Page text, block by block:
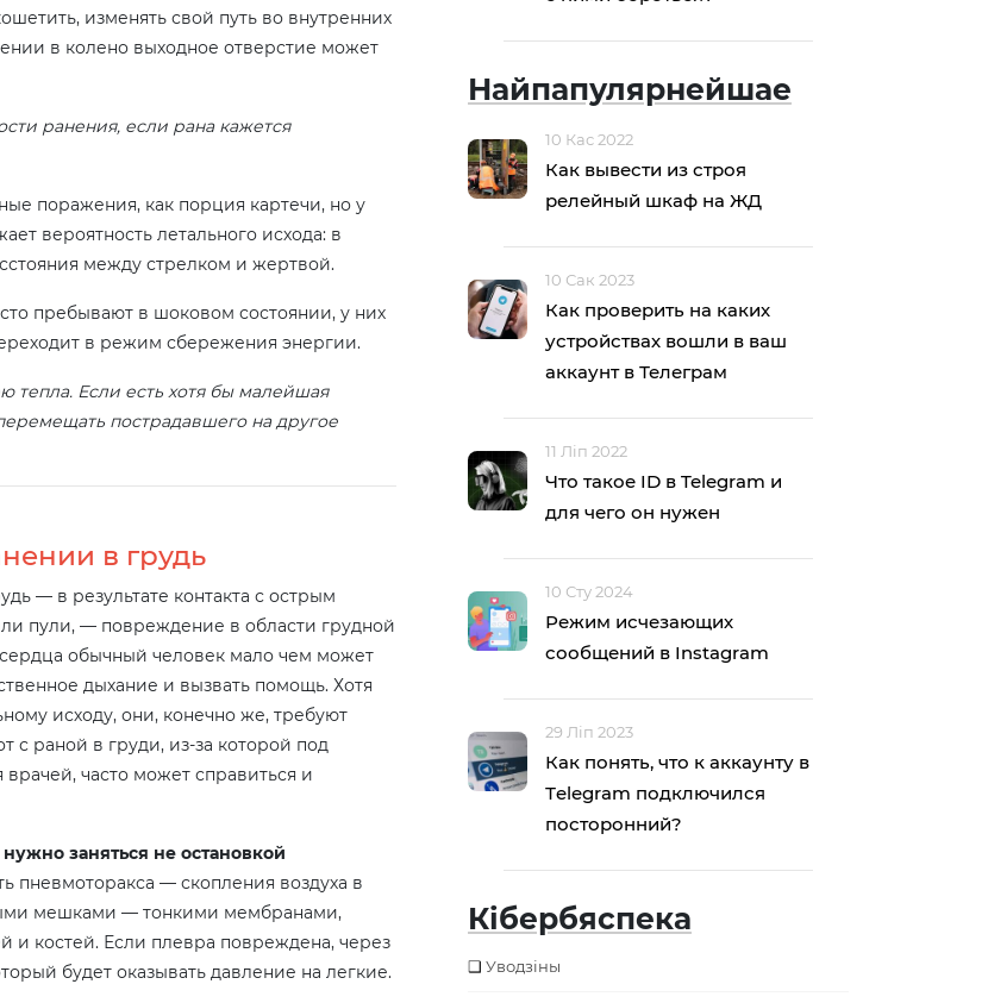
изменять свой путь во внутренних
в колено выходное отверстие может
ранения, если рана кажется
поражения, как порция картечи, но у
вероятность летального исхода: в
между стрелком и жертвой.
пребывают в шоковом состоянии, у них
в режим сбережения энергии.
тепла. Если есть хотя бы малейшая
пострадавшего на другое
в грудь
— в результате контакта с острым
пули, — повреждение в области грудной
обычный человек мало чем может
дыхание и вызвать помощь. Хотя
исходу, они, конечно же, требуют
с раной в груди, из-за которой под
часто может справиться и
заняться не остановкой
пневмоторакса — скопления воздуха в
мешками — тонкими мембранами,
и костей. Если плевра повреждена, через
будет оказывать давление на легкие.
Найпапулярнейшае
10 Кас 2022
Как вывести из строя
релейный шкаф на ЖД
10 Сак 2023
Как проверить на каких
устройствах вошли в ваш
аккаунт в Телеграм
11 Ліп 2022
Что такое ID в Telegram и
для чего он нужен
10 Сту 2024
Режим исчезающих
сообщений в Instagram
29 Ліп 2023
Как понять, что к аккаунту в
Тelegram подключился
посторонний?
Кібербяспека
Уводзіны